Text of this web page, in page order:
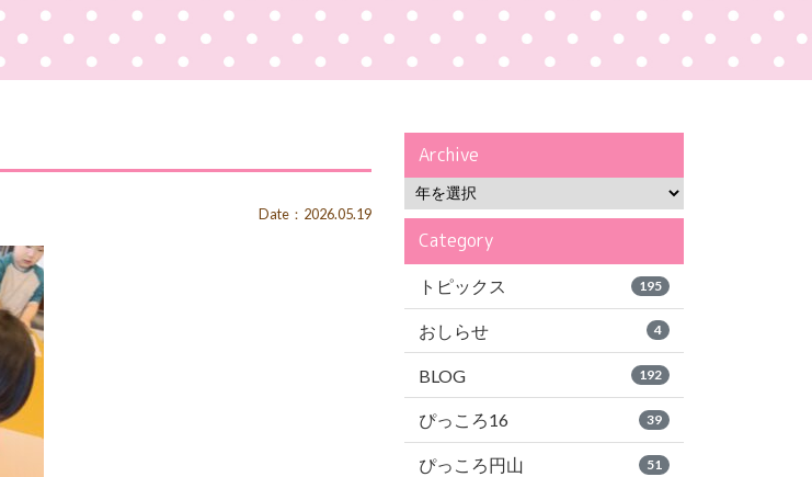
Date：2026.05.19
Archive
Category
トピックス 195
おしらせ 4
BLOG 192
ぴっころ16 39
ぴっころ円山 51